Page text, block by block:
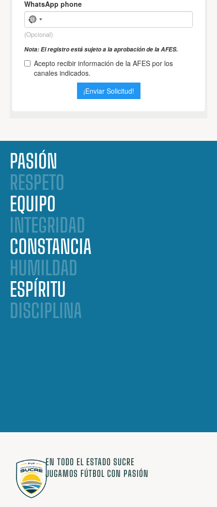
PASIÓN
RESPETO
EQUIPO
INTEGRIDAD
CONSTANCIA
HUMILDAD
ESPÍRITU
DISCIPLINA
EN TODO EL ESTADO SUCRE
JUGAMOS FÚTBOL CON PASIÓN